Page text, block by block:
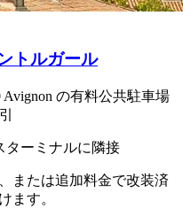
トルガール
Avignon の有料公共駐車場
ターミナルに隣接
または追加料金で改装済
ます。